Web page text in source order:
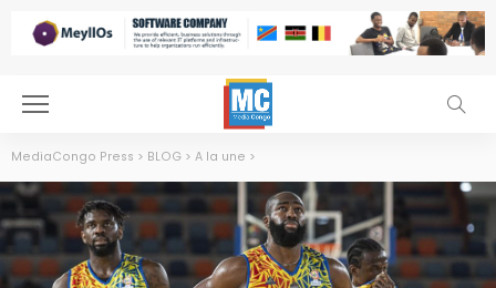
MediaCongo Press > BLOG > A la une >